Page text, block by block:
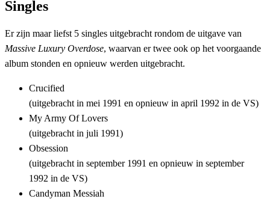
Singles
Er zijn maar liefst 5 singles uitgebracht rondom de uitgave van
Massive Luxury Overdose, waarvan er twee ook op het voorgaande
album stonden en opnieuw werden uitgebracht.
Crucified
(uitgebracht in mei 1991 en opnieuw in april 1992 in de VS)
My Army Of Lovers
(uitgebracht in juli 1991)
Obsession
(uitgebracht in september 1991 en opnieuw in september
1992 in de VS)
Candyman Messiah